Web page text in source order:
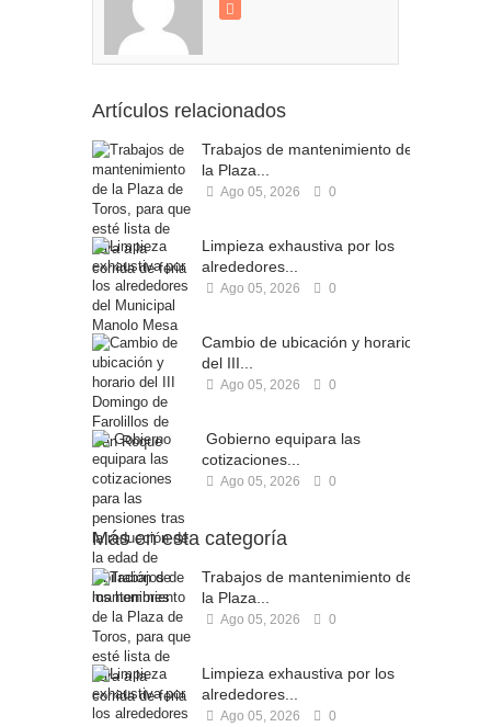
Artículos relacionados
Trabajos de mantenimiento de
la Plaza...
Ago 05, 2026 0
Limpieza exhaustiva por los
alrededores...
Ago 05, 2026 0
Cambio de ubicación y horario
del III...
Ago 05, 2026 0
Gobierno equipara las
cotizaciones...
Ago 05, 2026 0
Más en esta categoría
Trabajos de mantenimiento de
la Plaza...
Ago 05, 2026 0
Limpieza exhaustiva por los
alrededores...
Ago 05, 2026 0